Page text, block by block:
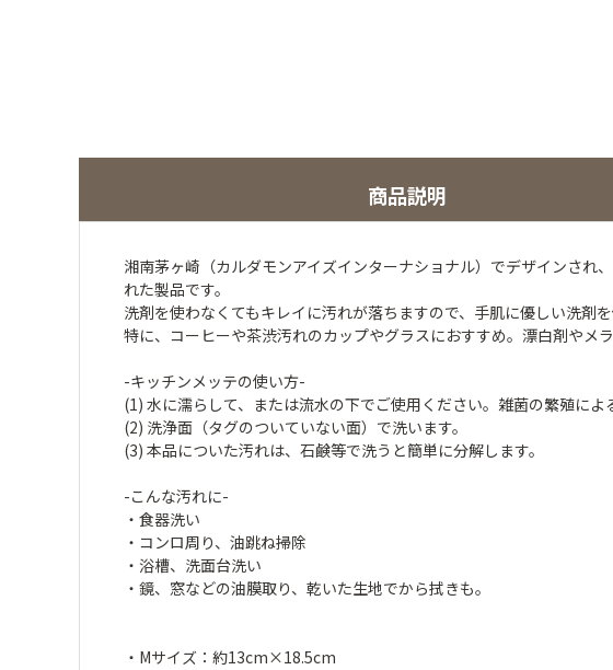
商品説明
湘南茅ヶ崎（カルダモンアイズインターナショナル）でデザインさ
れた製品です。
洗剤を使わなくてもキレイに汚れが落ちますので、手肌に優しい洗剤を
特に、コーヒーや茶渋汚れのカップやグラスにおすすめ。漂白剤やメ
-キッチンメッテの使い方-
(1) 水に濡らして、または流水の下でご使用ください。雑菌の繁殖によ
(2) 洗浄面（タグのついていない面）で洗います。
(3) 本品についた汚れは、石鹸等で洗うと簡単に分解します。
-こんな汚れに-
・食器洗い
・コンロ周り、油跳ね掃除
・浴槽、洗面台洗い
・鏡、窓などの油膜取り、乾いた生地でから拭きも。
・Mサイズ：約13cm×18.5cm